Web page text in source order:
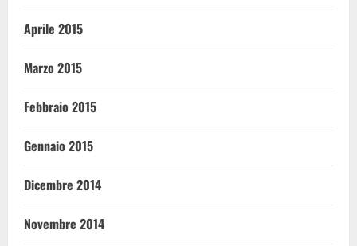
Aprile 2015
Marzo 2015
Febbraio 2015
Gennaio 2015
Dicembre 2014
Novembre 2014